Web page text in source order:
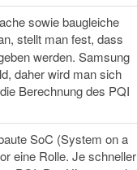
sowie baugleiche
stellt man fest, dass
werden. Samsung
daher wird man sich
Berechnung des PQI
SoC (System on a
eine Rolle. Je schneller